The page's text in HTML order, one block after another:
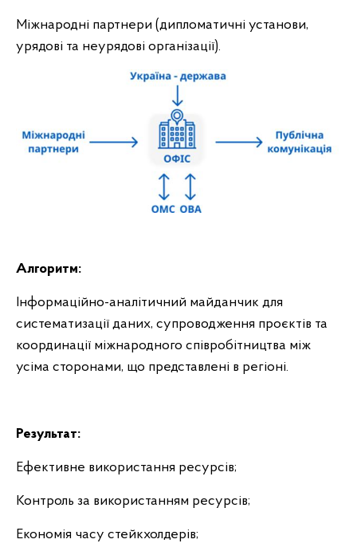
Міжнародні партнери (дипломатичні установи,
урядові та неурядові організації).
Алгоритм:
Інформаційно-аналітичний майданчик для
систематизації даних, супроводження проєктів та
координації міжнародного співробітництва між
усіма сторонами, що представлені в регіоні.
Результат:
Ефективне використання ресурсів;
Контроль за використанням ресурсів;
Економія часу стейкхолдерів;